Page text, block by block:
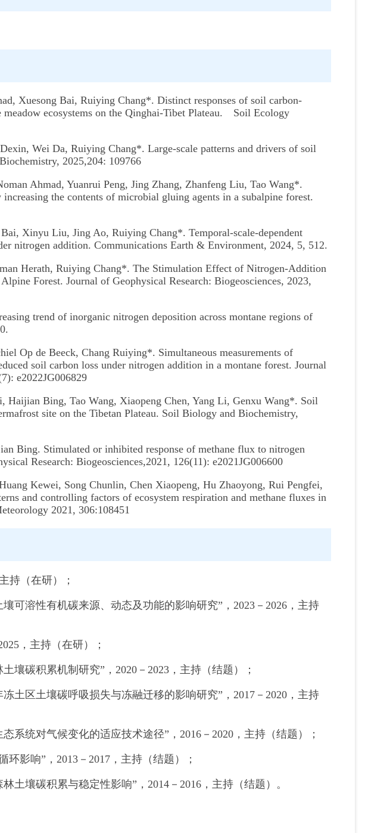
Xuesong Bai, Ruiying Chang*. Distinct responses of soil carbon-
ecosystems on the Qinghai-Tibet Plateau. Soil Ecology
Wei Da, Ruiying Chang*. Large-scale patterns and drivers of soil
2025,204: 109766
Ahmad, Yuanrui Peng, Jing Zhang, Zhanfeng Liu, Tao Wang*.
the contents of microbial gluing agents in a subalpine forest.
Xinyu Liu, Jing Ao, Ruiying Chang*. Temporal-scale-dependent
nitrogen addition. Communications Earth & Environment, 2024, 5, 512.
Herath, Ruiying Chang*. The Stimulation Effect of Nitrogen-Addition
Forest. Journal of Geophysical Research: Biogeosciences, 2023,
trend of inorganic nitrogen deposition across montane regions of
Op de Beeck, Chang Ruiying*. Simultaneous measurements of
soil carbon loss under nitrogen addition in a montane forest. Journal
e2022JG006829
Bing, Tao Wang, Xiaopeng Chen, Yang Li, Genxu Wang*. Soil
site on the Tibetan Plateau. Soil Biology and Biochemistry,
Bing. Stimulated or inhibited response of methane flux to nitrogen
Research: Biogeosciences,2021, 126(11): e2021JG006600
Kewei, Song Chunlin, Chen Xiaopeng, Hu Zhaoyong, Rui Pengfei,
and controlling factors of ecosystem respiration and methane fluxes in
2021, 306:108451
持（在研）；
可溶性有机碳来源、动态及功能的影响研究”，2023－2026，主持
，主持（在研）；
碳积累机制研究”，2020－2023，主持（结题）；
土区土壤碳呼吸损失与冻融迁移的影响研究”，2017－2020，主持
统对气候变化的适应技术途径”，2016－2020，主持（结题）；
影响”，2013－2017，主持（结题）；
壤碳积累与稳定性影响”，2014－2016，主持（结题）。